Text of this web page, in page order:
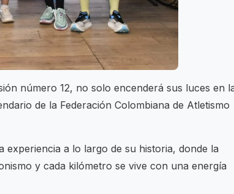
número 12, no solo encenderá sus luces en
de la Federación Colombiana de Atletismo
a lo largo de su historia, donde la
y cada kilómetro se vive con una energía